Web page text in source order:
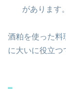
があります。
酒粕を使った料
に大いに役立つ